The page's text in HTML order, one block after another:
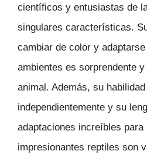
científicos y entusiastas de
singulares características.
cambiar de color y
ambientes es sorprendente
animal. Además, su
independientemente y su
adaptaciones increíbles
impresionantes reptiles son